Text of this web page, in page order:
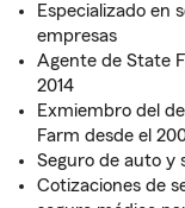
Especializado en
empresas
Agente de State
2014
Exmiembro del
Farm desde el
Seguro de auto y
Cotizaciones de